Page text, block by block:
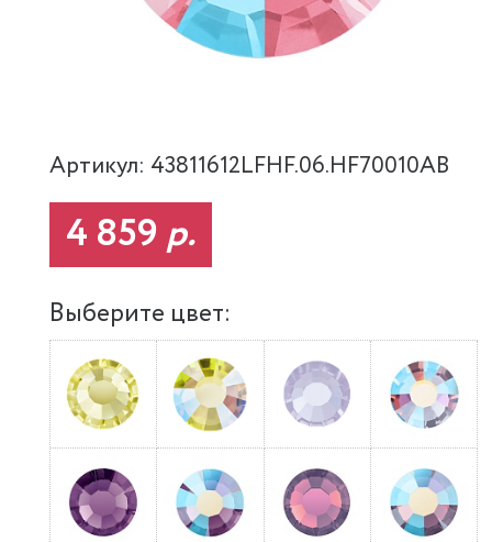
Артикул: 43811612LFHF.06.HF70010AB
4 859 р.
Выберите цвет: